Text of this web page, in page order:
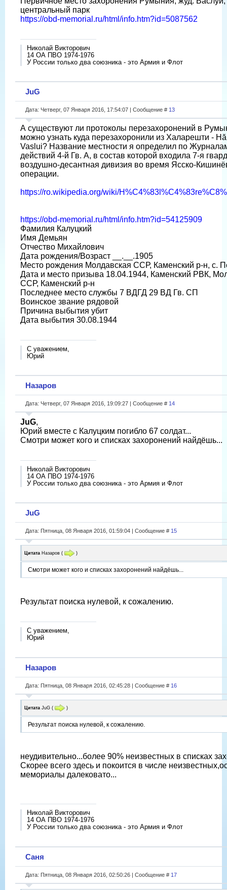
центральный парк
https://obd-memorial.ru/html/info.htm?id=5087562
Николай Викторович
14 ОА ПВО 1974-1976
У России только два союзника - это Армия и Флот
JuG
Дата: Четверг, 07 Января 2016, 17:54:07 | Сообщение # 13
А существуют ли протоколы перезахоронений в
можно узнать куда перезахоронили из Халарешти -
Vaslui? Название местности я определил по
действий 4-й Гв. А, в состав которой входила 7-я
воздушно-десантная дивизия во время Ясско-
операции.
https://ro.wikipedia.org/wiki/
https://obd-memorial.ru/html/info.htm?id=54125909
Фамилия Калуцкий
Имя Демьян
Отчество Михайлович
Дата рождения/Возраст __.__.1905
Место рождения Молдавская ССР, Каменский р-н, с.
Дата и место призыва 18.04.1944, Каменский РВК,
ССР, Каменский р-н
Последнее место службы 7 ВДГД 29 ВД Гв. СП
Воинское звание рядовой
Причина выбытия убит
Дата выбытия 30.08.1944
С уважением,
Юрий
Назаров
Дата: Четверг, 07 Января 2016, 19:09:27 | Сообщение # 14
JuG,
Юрий вместе с Калуцким погибло 67 солдат...
Смотри может кого и списках захоронений найдёшь...
Николай Викторович
14 ОА ПВО 1974-1976
У России только два союзника - это Армия и Флот
JuG
Дата: Пятница, 08 Января 2016, 01:59:04 | Сообщение # 15
Цитата Назаров ( )
Смотри может кого и списках захоронений найдёшь...
Результат поиска нулевой, к сожалению.
С уважением,
Юрий
Назаров
Дата: Пятница, 08 Января 2016, 02:45:28 | Сообщение # 16
Цитата JuG ( )
Результат поиска нулевой, к сожалению.
неудивительно...более 90% неизвестных в списках
Скорее всего здесь и покоится в числе
мемориалы далековато...
Николай Викторович
14 ОА ПВО 1974-1976
У России только два союзника - это Армия и Флот
Саня
Дата: Пятница, 08 Января 2016, 02:50:26 | Сообщение # 17